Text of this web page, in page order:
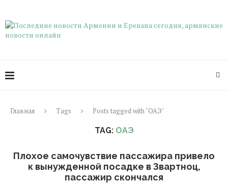
Главная Tags Posts tagged with "ОАЭ"
TAG: ОАЭ
Плохое самочувствие пассажира привело
к вынужденной посадке в Звартноц,
пассажир скончался